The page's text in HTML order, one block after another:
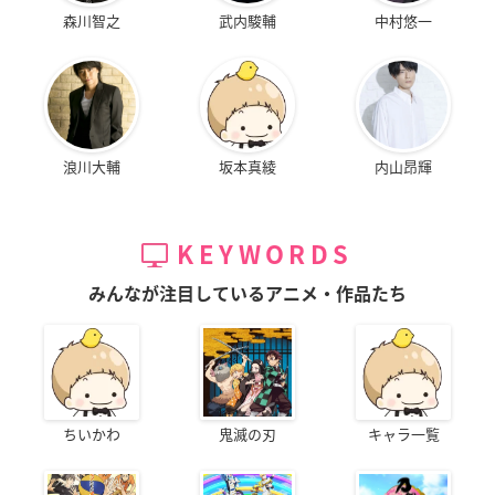
森川智之 武内駿輔 中村悠一
浪川大輔 坂本真綾 内山昂輝
KEYWORDS
みんなが注目しているアニメ・作品たち
ちいかわ 鬼滅の刃 キャラ一覧